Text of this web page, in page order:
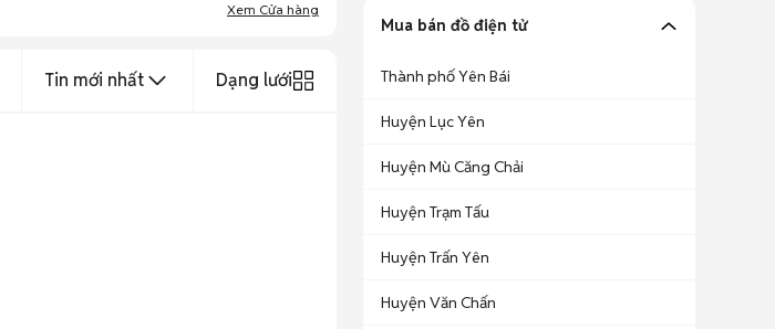
Xem Cửa hàng
Tin mới nhất Dạng lưới
Mua bán đồ điện tử
Thành phố Yên Bái
Huyện Lục Yên
Huyện Mù Căng Chải
Huyện Trạm Tấu
Huyện Trấn Yên
Huyện Văn Chấn